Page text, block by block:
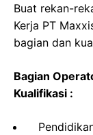
Buat rekan-
Kerja PT
bagian dan
Bagian
Kualifikasi :